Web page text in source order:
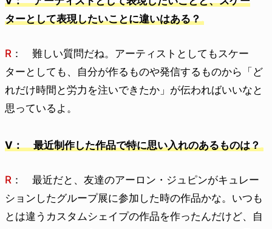
ターとして表現したいことに違いはある？
R ： 難しい質問だね。アーティストとしてもスケー
ターとしても、自分が作るものや発信するものから「ど
れだけ時間と労力を注いできたか」が伝わればいいなと
思っているよ。
V： 最近制作した作品で特に思い入れのあるものは？
R ： 最近だと、友達のアーロン・ジュピンがキュレー
ションしたグループ展に参加した時の作品かな。いつも
とは違うカスタムシェイプの作品を作ったんだけど、自